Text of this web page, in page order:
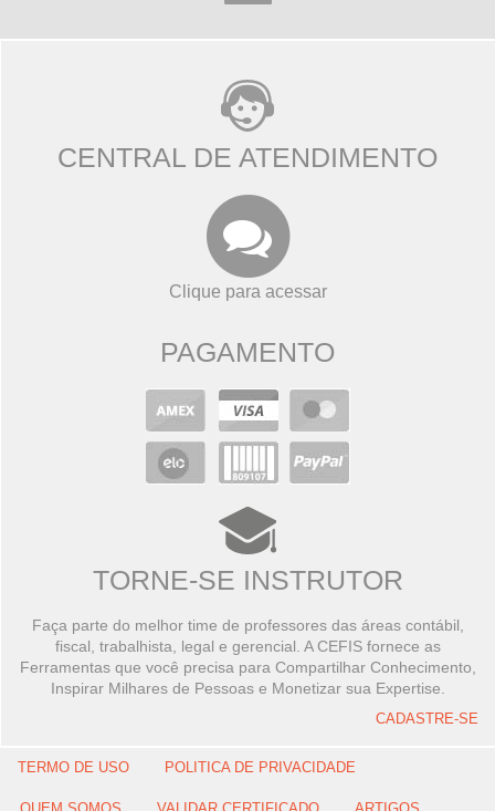
CENTRAL DE ATENDIMENTO
Clique para acessar
PAGAMENTO
TORNE-SE INSTRUTOR
Faça parte do melhor time de professores das áreas contábil,
fiscal, trabalhista, legal e gerencial. A CEFIS fornece as
Ferramentas que você precisa para Compartilhar Conhecimento,
Inspirar Milhares de Pessoas e Monetizar sua Expertise.
CADASTRE-SE
TERMO DE USO POLITICA DE PRIVACIDADE